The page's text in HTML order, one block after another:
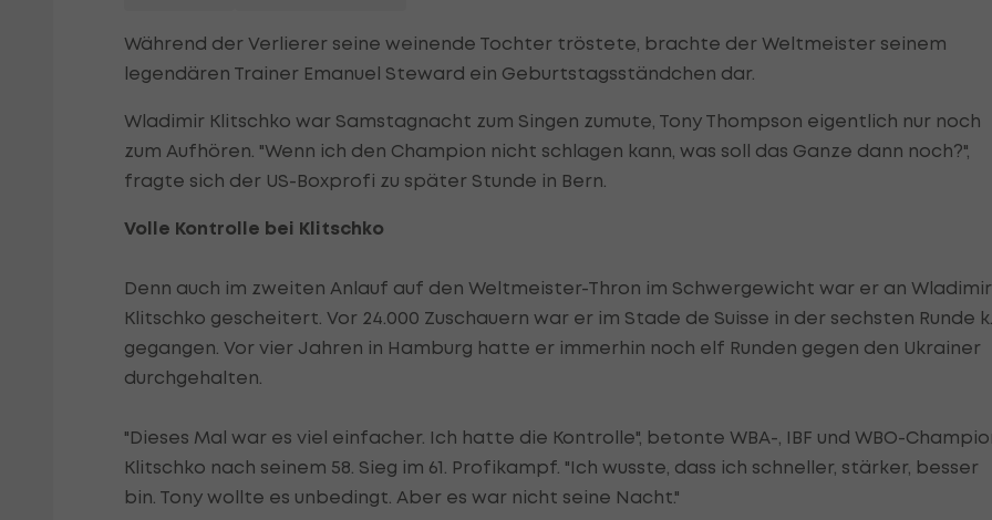
Während der Verlierer seine weinende Tochter tröstete, brachte der Weltmeister seinem
legendären Trainer Emanuel Steward ein Geburtstagsständchen dar.
Wladimir Klitschko war Samstagnacht zum Singen zumute, Tony Thompson eigentlich nur noch
zum Aufhören. "Wenn ich den Champion nicht schlagen kann, was soll das Ganze dann noch?",
fragte sich der US-Boxprofi zu später Stunde in Bern.
Volle Kontrolle bei Klitschko
Denn auch im zweiten Anlauf auf den Weltmeister-Thron im Schwergewicht war er an Wladimir
Klitschko gescheitert. Vor 24.000 Zuschauern war er im Stade de Suisse in der sechsten Runde
gegangen. Vor vier Jahren in Hamburg hatte er immerhin noch elf Runden gegen den Ukrainer
durchgehalten.
"Dieses Mal war es viel einfacher. Ich hatte die Kontrolle", betonte WBA-, IBF und WBO-
Klitschko nach seinem 58. Sieg im 61. Profikampf. "Ich wusste, dass ich schneller, stärker, besser
bin. Tony wollte es unbedingt. Aber es war nicht seine Nacht."